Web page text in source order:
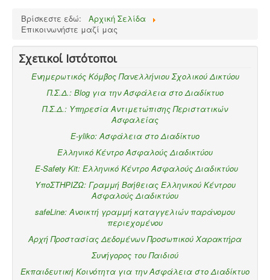
Βρίσκεστε εδώ:
Αρχική Σελίδα
Επικοινωνήστε μαζί μας
Σχετικοί Ιστότοποι
Ενημερωτικός Κόμβος Πανελλήνιου Σχολικού Δικτύου
Π.Σ.Δ.: Blog για την Ασφάλεια στο Διαδίκτυο
Π.Σ.Δ.: Υπηρεσία Αντιμετώπισης Περιστατικών
Ασφαλείας
E-yliko: Ασφάλεια στο Διαδίκτυο
Ελληνικό Κέντρο Ασφαλούς Διαδικτύου
E-Safety Kit: Ελληνικό Κέντρο Ασφαλούς Διαδικτύου
ΥποΣΤΗΡΙΖΩ: Γραμμή Βοήθειας Ελληνικού Κέντρου
Ασφαλούς Διαδικτύου
safeLine: Ανοικτή γραμμή καταγγελιών παράνομου
περιεχομένου
Αρχή Προστασίας Δεδομένων Προσωπικού Χαρακτήρα
Συνήγορος του Παιδιού
Εκπαιδευτική Κοινότητα για την Ασφάλεια στο Διαδίκτυο